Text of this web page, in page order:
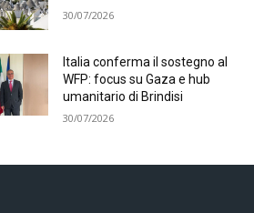
30/07/2026
Italia conferma il sostegno al
WFP: focus su Gaza e hub
umanitario di Brindisi
30/07/2026